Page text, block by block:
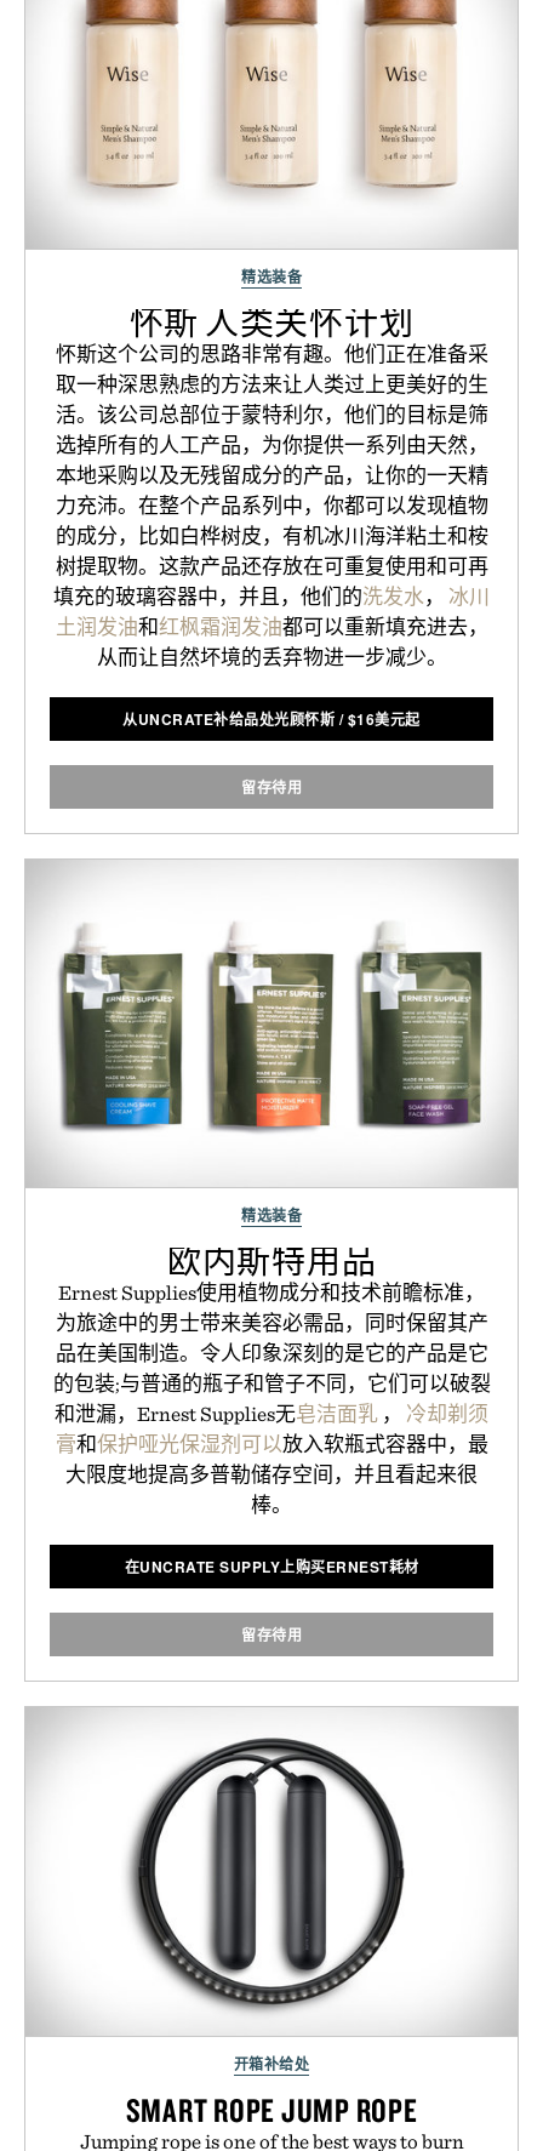
精选装备
怀斯 人类关怀计划
怀斯这个公司的思路非常有趣。他们正在准备采
取一种深思熟虑的方法来让人类过上更美好的生
活。该公司总部位于蒙特利尔，他们的目标是筛
选掉所有的人工产品，为你提供一系列由天然，
本地采购以及无残留成分的产品，让你的一天精
力充沛。在整个产品系列中，你都可以发现植物
的成分，比如白桦树皮，有机冰川海洋粘土和桉
树提取物。这款产品还存放在可重复使用和可再
填充的玻璃容器中，并且，他们的洗发水 ，
冰川
土润发油和红枫霜润发油都可以重新填充进去，
从而让自然坏境的丢弃物进一步减少。
从UNCRATE补给品处光顾怀斯 /$16美元起
留存待用
精选装备
欧内斯特用品
Ernest Supplies使用植物成分和技术前瞻标准，
为旅途中的男士带来美容必需品，同时保留其产
品在美国制造。令人印象深刻的是它的产品是它
的包装;与普通的瓶子和管子不同，它们可以破裂
和泄漏，Ernest Supplies无皂洁面乳 ， 冷却剃须
膏和保护哑光保湿剂可以放入软瓶式容器中，最
大限度地提高多普勒储存空间，并且看起来很
棒。
在UNCRATE SUPPLY上购买ERNEST耗材
留存待用
开箱补给处
SMART ROPE JUMP ROPE
Jumping rope is one of the best ways to burn